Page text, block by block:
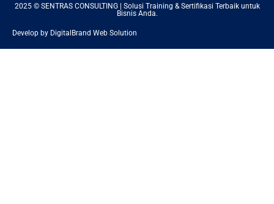
2025 © SENTRAS CONSULTING | Solusi Training & Sertifikasi Terbaik untuk
Bisnis Anda.
Develop by DigitalBrand Web Solution